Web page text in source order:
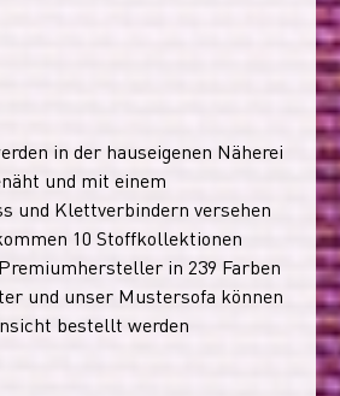
in der hauseigenen Näherei
und mit einem
und Klettverbindern versehen
10 Stoffkollektionen
in 239 Farben
und unser Mustersofa können
bestellt werden